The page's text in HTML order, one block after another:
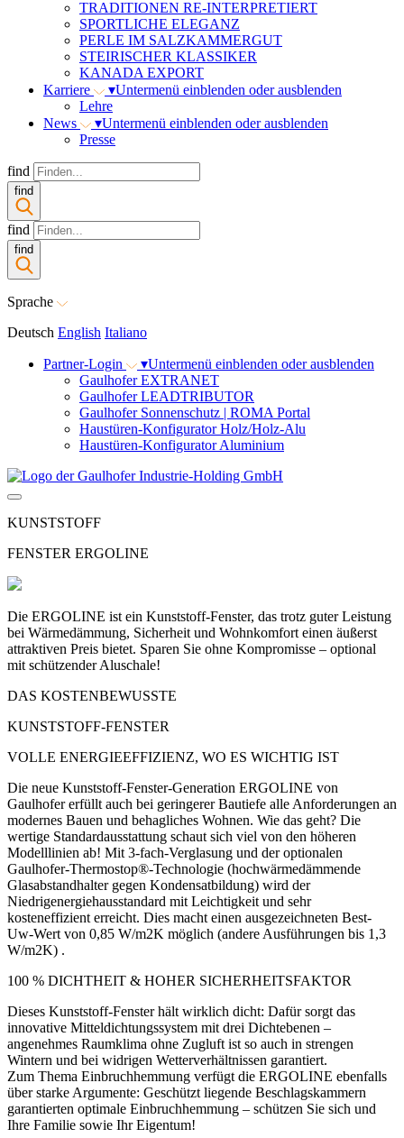
TRADITIONEN RE-INTERPRETIERT
SPORTLICHE ELEGANZ
PERLE IM SALZKAMMERGUT
STEIRISCHER KLASSIKER
KANADA EXPORT
Karriere
▾Untermenü einblenden oder ausblenden
Lehre
News
▾Untermenü einblenden oder ausblenden
Presse
find
find
find
find
Sprache
Deutsch English Italiano
Partner-Login ▾Untermenü einblenden oder ausblenden
Gaulhofer EXTRANET
Gaulhofer LEADTRIBUTOR
Gaulhofer Sonnenschutz | ROMA Portal
Haustüren-Konfigurator Holz/Holz-Alu
Haustüren-Konfigurator Aluminium
KUNSTSTOFF
FENSTER ERGOLINE
Die ERGOLINE ist ein Kunststoff-Fenster, das trotz guter Leistung
bei Wärmedämmung, Sicherheit und Wohnkomfort einen äußerst
attraktiven Preis bietet. Sparen Sie ohne Kompromisse – optional
mit schützender Aluschale!
DAS KOSTENBEWUSSTE
KUNSTSTOFF-FENSTER
VOLLE ENERGIEEFFIZIENZ, WO ES WICHTIG IST
Die neue Kunststoff-Fenster-Generation ERGOLINE von
Gaulhofer erfüllt auch bei geringerer Bautiefe alle Anforderungen an
modernes Bauen und behagliches Wohnen. Wie das geht? Die
wertige Standardausstattung schaut sich viel von den höheren
Modelllinien ab! Mit 3-fach-Verglasung und der optionalen
Gaulhofer-Thermostop®-Technologie (hochwärmedämmende
Glasabstandhalter gegen Kondensatbildung) wird der
Niedrigenergiehausstandard mit Leichtigkeit und sehr
kosteneffizient erreicht. Dies macht einen ausgezeichneten Best-
Uw-Wert von 0,85 W/m2K möglich (andere Ausführungen bis 1,3
W/m2K) .
100 % DICHTHEIT & HOHER SICHERHEITSFAKTOR
Dieses Kunststoff-Fenster hält wirklich dicht: Dafür sorgt das
innovative Mitteldichtungssystem mit drei Dichtebenen –
angenehmes Raumklima ohne Zugluft ist so auch in strengen
Wintern und bei widrigen Wetterverhältnissen garantiert.
Zum Thema Einbruchhemmung verfügt die ERGOLINE ebenfalls
über starke Argumente: Geschützt liegende Beschlagskammern
garantierten optimale Einbruchhemmung – schützen Sie sich und
Ihre Familie sowie Ihr Eigentum!